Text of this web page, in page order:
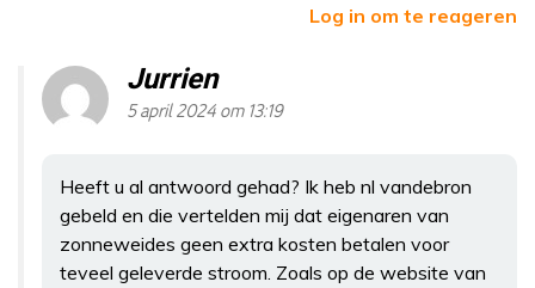
Log in om te reageren
Jurrien
5 april 2024 om 13:19
Heeft u al antwoord gehad? Ik heb nl vandebron
gebeld en die vertelden mij dat eigenaren van
zonneweides geen extra kosten betalen voor
teveel geleverde stroom. Zoals op de website van